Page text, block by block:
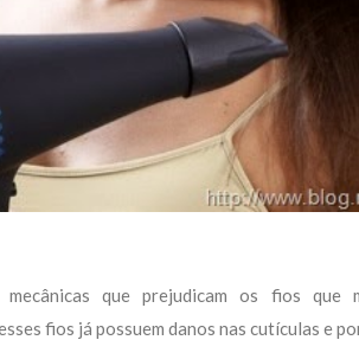
mecânicas que prejudicam os fios que
fios já possuem danos nas cutículas e